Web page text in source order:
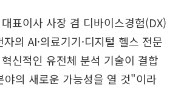
표이사 사장 겸 디바이스경험(DX)
의 AI·의료기기·디지털 헬스 전문
신적인 유전체 분석 기술이 결합
야의 새로운 가능성을 열 것"이라